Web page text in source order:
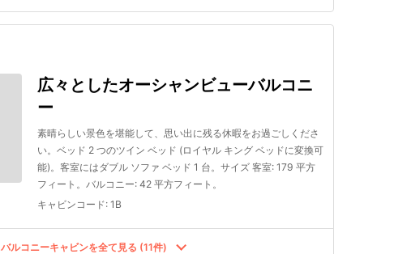
広々としたオーシャンビューバルコニ
ー
素晴らしい景色を堪能して、思い出に残る休暇をお過ごしくださ
い。ベッド 2 つのツイン ベッド (ロイヤル キング ベッドに変換可
能)。客室にはダブル ソファ ベッド 1 台。サイズ 客室: 179 平方
フィート。バルコニー: 42 平方フィート。
キャビンコード: 1B
バルコニーキャビンを全て見る (11件)